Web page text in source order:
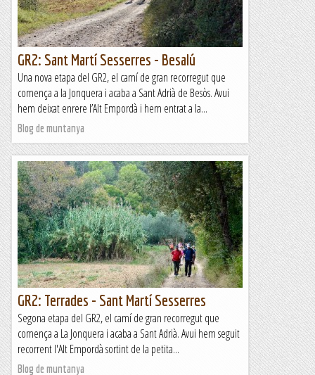
GR2: Sant Martí Sesserres - Besalú
Una nova etapa del GR2, el camí de gran recorregut que
comença a la Jonquera i acaba a Sant Adrià de Besòs. Avui
hem deixat enrere l’Alt Empordà i hem entrat a la...
Blog de muntanya
GR2: Terrades - Sant Martí Sesserres
Segona etapa del GR2, el camí de gran recorregut que
comença a La Jonquera i acaba a Sant Adrià. Avui hem seguit
recorrent l'Alt Empordà sortint de la petita...
Blog de muntanya